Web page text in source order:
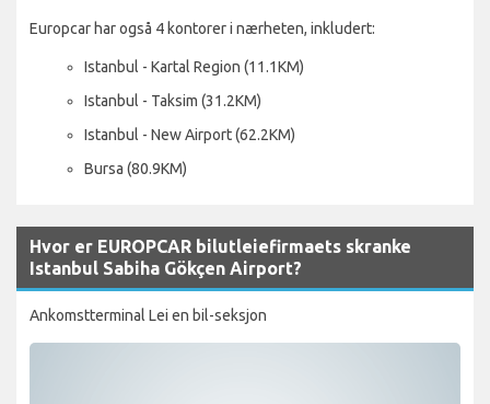
Europcar har også 4 kontorer i nærheten, inkludert:
Istanbul - Kartal Region (11.1KM)
Istanbul - Taksim (31.2KM)
Istanbul - New Airport (62.2KM)
Bursa (80.9KM)
Hvor er EUROPCAR bilutleiefirmaets skranke
Istanbul Sabiha Gökçen Airport?
Ankomstterminal Lei en bil-seksjon